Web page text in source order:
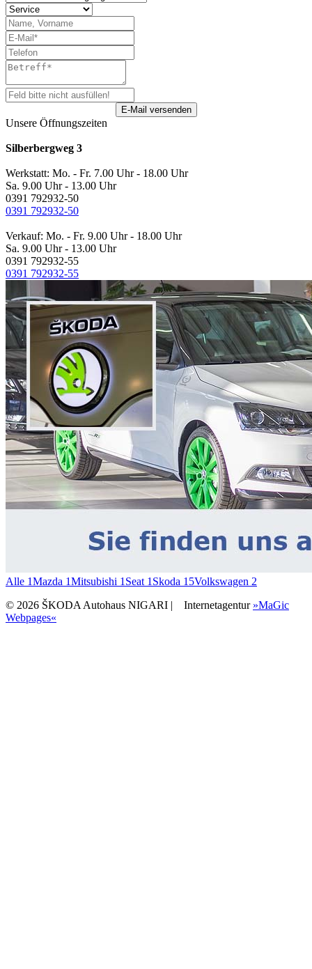
Unsere Öffnungszeiten
Silberbergweg 3
Werkstatt: Mo. - Fr. 7.00 Uhr - 18.00 Uhr
Sa. 9.00 Uhr - 13.00 Uhr
0391 792932-50
0391 792932-50
Verkauf: Mo. - Fr. 9.00 Uhr - 18.00 Uhr
Sa. 9.00 Uhr - 13.00 Uhr
0391 792932-55
0391 792932-55
Alle 1Mazda 1Mitsubishi 1 Seat 1 Skoda 15Volkswagen 2
© 2026 ŠKODA Autohaus NIGARI |
Internetagentur »MaGic
Webpages«